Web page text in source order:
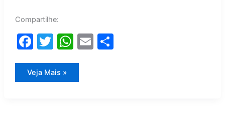
Compartilhe:
F
c
T
itt
W E S
Manutenção
Veja Mais »